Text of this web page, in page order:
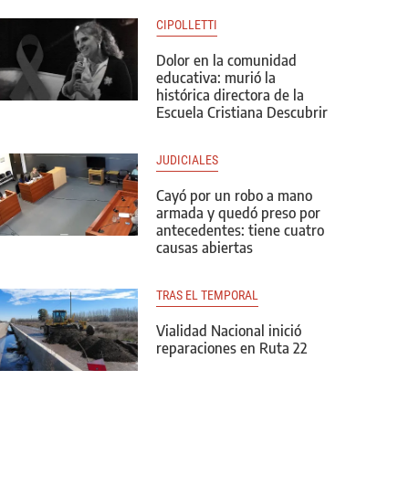
CIPOLLETTI
Dolor en la comunidad
educativa: murió la
histórica directora de la
Escuela Cristiana Descubrir
JUDICIALES
Cayó por un robo a mano
armada y quedó preso por
antecedentes: tiene cuatro
causas abiertas
TRAS EL TEMPORAL
Vialidad Nacional inició
reparaciones en Ruta 22